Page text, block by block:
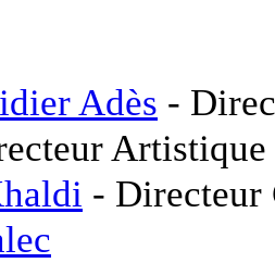
Adès -
-